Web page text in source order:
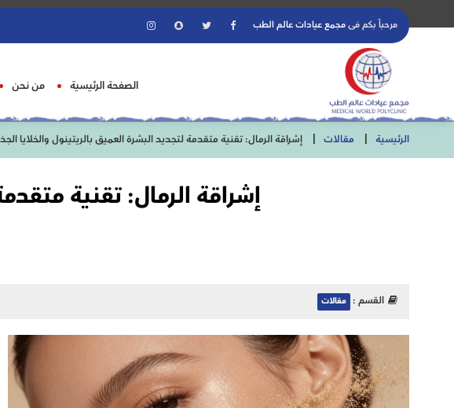
مرحباً بكم فىمجمع عيادات عالم الطب
الصفحة الرئيسية من نحن
الرئيسية مقالات إشراقة الرمال: تقنية متقدمة لتجديد البشرة العميق بالريتينول والخلايا
إشراقة الرمال: تقنية
القسم : مقالات